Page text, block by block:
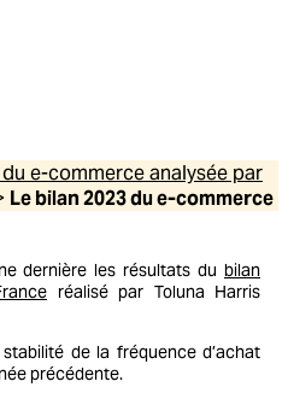
e-commerce analysée par
Le bilan 2023 du e-commerce
dernière les résultats du bilan
réalisé par Toluna Harris
de la fréquence d’achat
précédente.